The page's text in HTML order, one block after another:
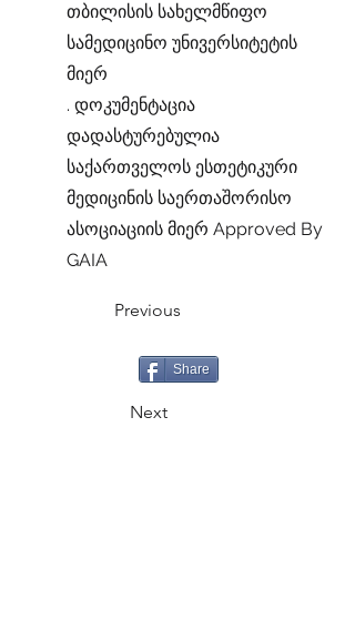
თბილისის სახელმწიფო
სამედიცინო უნივერსიტეტის
მიერ
. დოკუმენტაცია
დადასტურებულია
საქართველოს ესთეტიკური
მედიცინის საერთაშორისო
ასოციაციის მიერ Approved By
GAIA
Previous
Share
Next